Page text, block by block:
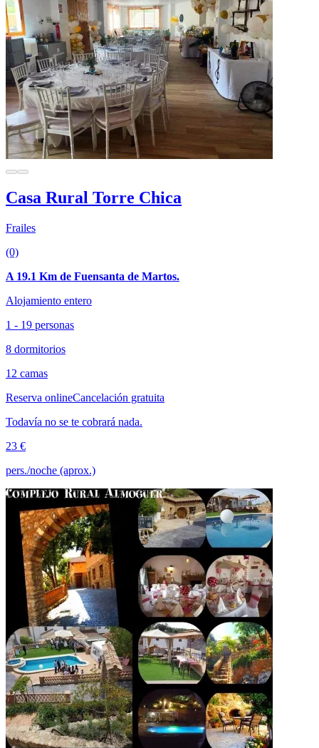
Casa Rural Torre Chica
Frailes
(0)
A 19.1 Km de Fuensanta de Martos.
Alojamiento entero
1 - 19 personas
8 dormitorios
12 camas
Reserva onlineCancelación gratuita
Todavía no se te cobrará nada.
23 €
pers./noche (aprox.)